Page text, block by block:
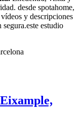
desde spotahome,
y descripciones
segura.este estudio